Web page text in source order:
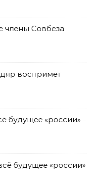
члены Совбеза
воспримет
будущее «россии» –
будущее «россии»